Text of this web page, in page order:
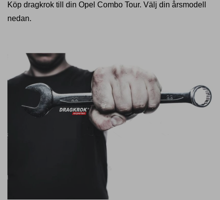
Köp dragkrok till din Opel Combo Tour. Välj din årsmodell
nedan.